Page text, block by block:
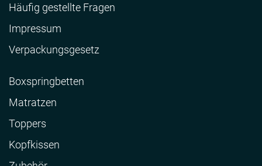
Häufig gestellte Fragen
Impressum
Verpackungsgesetz
Boxspringbetten
Matratzen
Toppers
Kopfkissen